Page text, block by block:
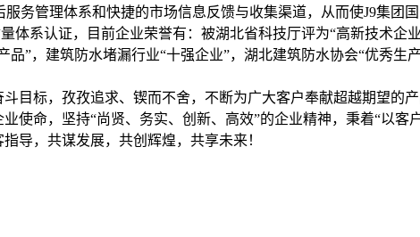
务管理体系和快捷的市场信息反馈与收集渠道，从而使J9集团
体系认证，目前企业荣誉有：被湖北省科技厅评为“高新技术企
”，建筑防水堵漏行业“十强企业”，湖北建筑防水协会“优秀
目标，孜孜追求、锲而不舍，不断为广大客户奉献超越期望的
使命，坚持“尚贤、务实、创新、高效”的企业精神，秉着“以
导，共谋发展，共创辉煌，共享未来！